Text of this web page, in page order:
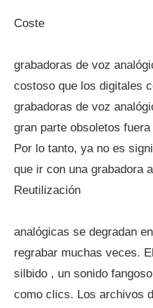
Coste
grabadoras de voz
costoso que los digitales
grabadoras de voz
gran parte obsoletos
Por lo tanto, ya no es
que ir con una grabadora
Reutilización
analógicas se degradan
regrabar muchas veces.
silbido , un sonido
como clics. Los archivos